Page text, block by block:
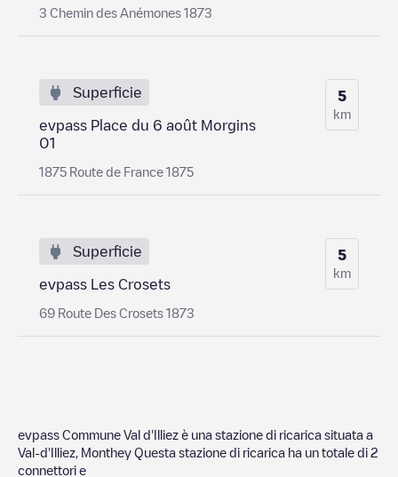
3 Chemin des Anémones 1873
Superficie
evpass Place du 6 août Morgins
01
1875 Route de France 1875
5
km
Superficie
evpass Les Crosets
69 Route Des Crosets 1873
5
km
evpass Commune Val d'Illiez è una stazione di ricarica situata a
Val-d'Illiez Monthey Questa stazione di ricarica ha un totale di 2
connettori e